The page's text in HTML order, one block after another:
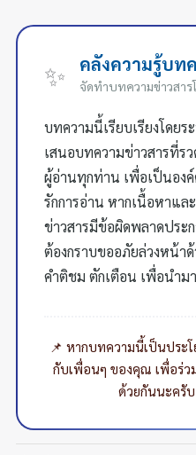
✨ คลังความรู้บท
จัดทำบทความข่าวสาร
บทความนี้เรียบเรียงโดย
เสนอบทความข่าวสารที่ร
ผู้อ่านทุกท่าน เพื่อเป็นอง
รักการอ่าน หากเนื้อหาแ
ข่าวสารมีข้อผิดพลาดประก
ต้องกราบขออภัยล่วงหน้า
คำติชม ตักเตือน เพื่อนำม
📌 หากบทความนี้เป็นประ
กับเพื่อนๆ ของคุณ เพื่อร่ว
ด้วยกันนะครับ